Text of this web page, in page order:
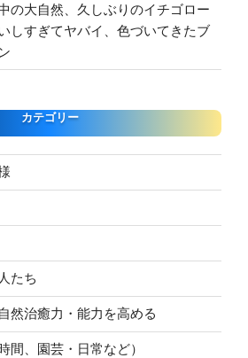
の大自然、久しぶりのイチゴロー
しすぎてヤバイ、色づいてきたブ
カテゴリー
たち
然治癒力・能力を高める
間、園芸・日常など）